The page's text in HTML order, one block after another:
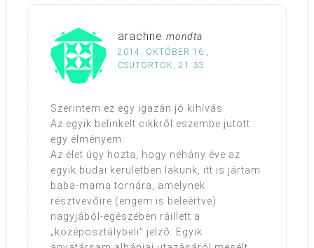
arachne mondta
2014. OKTÓBER 16.,
CSÜTÖRTÖK, 21:33
Szerintem ez egy igazán jó kihívás.
Az egyik belinkelt cikkről eszembe jutott
egy élményem:
Az élet úgy hozta, hogy néhány éve az
egyik budai kerületben lakunk, itt is jártam
baba-mama tornára, amelynek
résztvevőire (engem is beleértve)
nagyjából-egészében ráillett a
„középosztálybeli” jelző. Egyik